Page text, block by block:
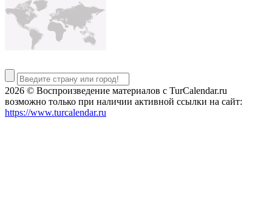
2026 © Воспроизведение материалов c TurCalendar.ru
возможно только при наличии активной ссылки на сайт:
https://www.turcalendar.ru